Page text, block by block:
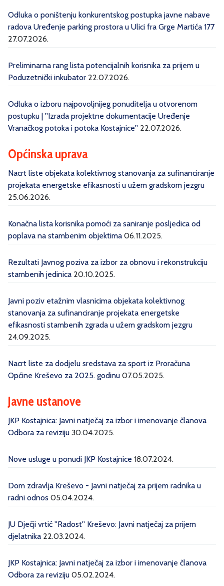
Odluka o poništenju konkurentskog postupka javne nabave
radova Uređenje parking prostora u Ulici fra Grge Martića 177
27.07.2026.
Preliminarna rang lista potencijalnih korisnika za prijem u
Poduzetnički inkubator 22.07.2026.
Odluka o izboru najpovoljnijeg ponuditelja u otvorenom
postupku | ''Izrada projektne dokumentacije Uređenje
Vranačkog potoka i potoka Kostajnice'' 22.07.2026.
Općinska uprava
Nacrt liste objekata kolektivnog stanovanja za sufinanciranje
projekata energetske efikasnosti u užem gradskom jezgru
25.06.2026.
Konačna lista korisnika pomoći za saniranje posljedica od
poplava na stambenim objektima 06.11.2025.
Rezultati Javnog poziva za izbor za obnovu i rekonstrukciju
stambenih jedinica 20.10.2025.
Javni poziv etažnim vlasnicima objekata kolektivnog
stanovanja za sufinanciranje projekata energetske
efikasnosti stambenih zgrada u užem gradskom jezgru
24.09.2025.
Nacrt liste za dodjelu sredstava za sport iz Proračuna
Općine Kreševo za 2025. godinu 07.05.2025.
Javne ustanove
JKP Kostajnica: Javni natječaj za izbor i imenovanje članova
Odbora za reviziju 30.04.2025.
Nove usluge u ponudi JKP Kostajnice 18.07.2024.
Dom zdravlja Kreševo - Javni natječaj za prijem radnika u
radni odnos 05.04.2024.
JU Dječji vrtić ''Radost'' Kreševo: Javni natječaj za prijem
djelatnika 22.03.2024.
JKP Kostajnica: Javni natječaj za izbor i imenovanje članova
Odbora za reviziju 05.02.2024.